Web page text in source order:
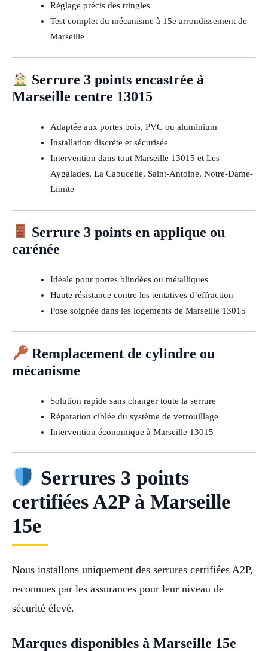
Réglage précis des tringles
Test complet du mécanisme à 15e arrondissement de
Marseille
Serrure 3 points encastrée à
Marseille centre 13015
Adaptée aux portes bois, PVC ou aluminium
Installation discrète et sécurisée
Intervention dans tout Marseille 13015 et Les
Aygalades, La Cabucelle, Saint-Antoine, Notre-Dame-
Limite
Serrure 3 points en applique ou
carénée
Idéale pour portes blindées ou métalliques
Haute résistance contre les tentatives d’effraction
Pose soignée dans les logements de Marseille 13015
Remplacement de cylindre ou
mécanisme
Solution rapide sans changer toute la serrure
Réparation ciblée du système de verrouillage
Intervention économique à Marseille 13015
Serrures 3 points
certifiées A2P à Marseille
15e
Nous installons uniquement des serrures certifiées A2P,
reconnues par les assurances pour leur niveau de
sécurité élevé.
Marques disponibles à Marseille 15e